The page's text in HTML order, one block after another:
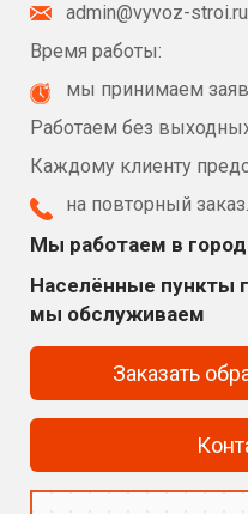
admin@vyvoz-stroi.ru
Время работы:
мы принимаем
Работаем без
Каждому клиенту
на повторный заказ.
Мы работаем в
Населённые пункты
мы обслуживаем